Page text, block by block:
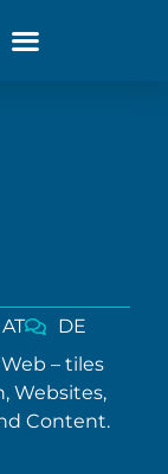
DE
– tiles
Websites,
Content.